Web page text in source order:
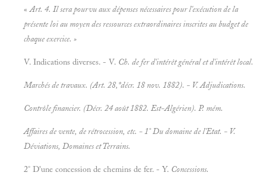
«Art. 4. Il sera pourvu aux dépenses nécessaires pour l'exécution de la
présente loi au moyen des ressources extraordinaires inscrites au budget de
chaque exercice. »
V. Indications diverses. - V. Ch. de fer d'intérêt général et d'intérêt local.
Marchés de travaux. (Art. 28,*décr. 18 nov. 1882). - V.Adjudications.
Contrôle financier. (Décr. 24 août 1882. Est-Algérien). P. mém.
Affaires de vente, de rétrocession, etc. - 1° Du domaine de l'Etat. - V.
Déviations, Domaines etTerrains.
2° D'une concession de chemins de fer. - Y. Concessions.